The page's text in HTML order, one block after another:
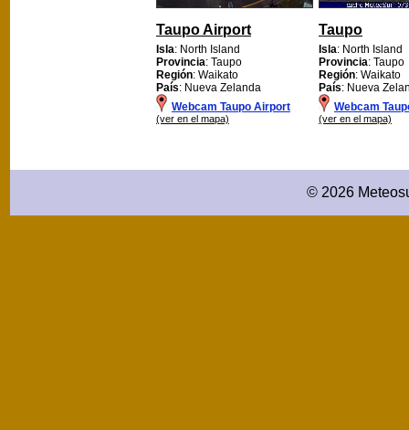
Taupo Airport
Isla: North Island
Provincia: Taupo
Región: Waikato
País: Nueva Zelanda
Webcam Taupo Airport
(ver en el mapa)
Taupo
Isla: North Island
Provincia: Taupo
Región: Waikato
País: Nueva
Webcam
(ver en el mapa)
© 2026